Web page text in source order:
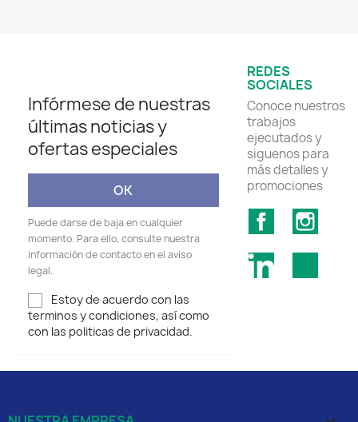
Infórmese de nuestras
últimas noticias y
ofertas especiales
Puede darse de baja en cualquier
momento. Para ello, consulte nuestra
información de contacto en el aviso
legal.
Estoy de acuerdo con las
terminos y condiciones, así como
con las politicas de privacidad.
REDES
SOCIALES
Conoce nuestros
trabajos
ejecutados y
siguenos para
más detalles y
promociones
Facebook
LinkedIn